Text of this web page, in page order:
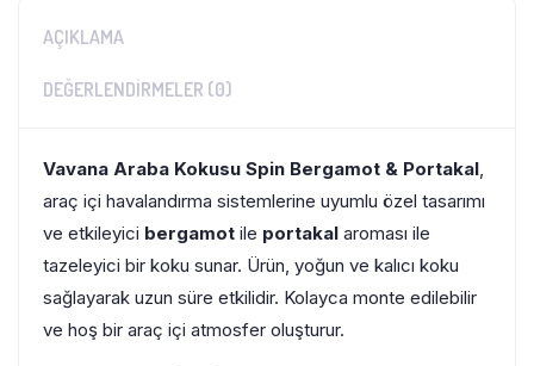
AÇIKLAMA
DEĞERLENDIRMELER (0)
Vavana Araba Kokusu Spin Bergamot & Portakal,
araç içi havalandırma sistemlerine uyumlu özel tasarımı
ve etkileyici bergamot ile portakal aroması ile
tazeleyici bir koku sunar. Ürün, yoğun ve kalıcı koku
sağlayarak uzun süre etkilidir. Kolayca monte edilebilir
ve hoş bir araç içi atmosfer oluşturur.